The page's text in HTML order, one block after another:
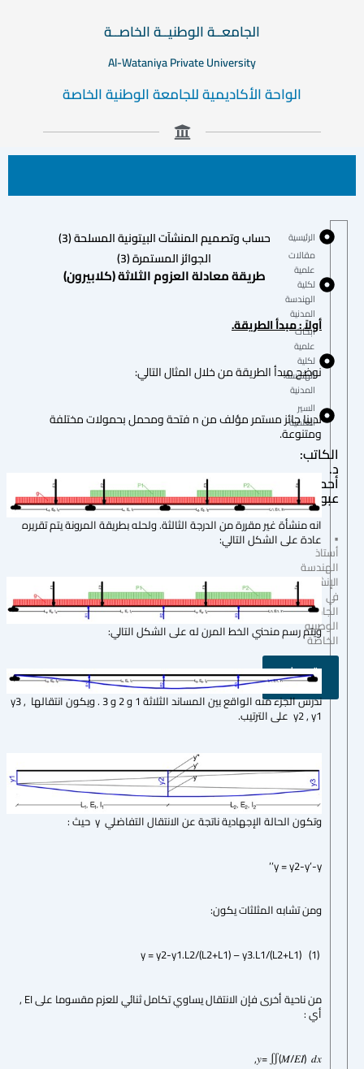
الجامعــة الوطنيــة الخاصــة
Al-Wataniya Private University
الواحة الأكاديمية للجامعة الوطنية الخاصة
الرئيسية
مقالات
علمية
لكلية
الهندسة
المدنية
أبحاث
علمية
لكلية
الهندسة
المدنية
السير
العلمية
الكاتب:
د.
أحمد
عبود
•
أستاذ
الهندسة
الإنشائية
في
الجامعة
الوطنية
الخاصة
تحميل
المقالة
حساب وتصميم المنشآت البيتونية المسلحة (3)
الجوائز المستمرة (3)
طريقة معادلة العزوم الثلاثة (كلابيرون)
أولاً : مبدأ الطريقة.
نوضح مبدأ الطريقة من خلال المثال التالي:
لدينا جائز مستمر مؤلف من n فتحة ومحمل بحمولات مختلفة
ومتنوعة.
انه منشأة غير مقررة من الدرجة الثالثة. ولحله بطريقة المرونة يتم تقريره
عادة على الشكل التالي:
ويتم رسم منحني الخط المرن له على الشكل التالي:
ندرس الجزء منه الواقع بين المساند الثلاثة 1 و 2 و 3 . ويكون انتقالها y3 ,
y2 , y1 على الترتيب.
وتكون الحالة الإجهادية ناتجة عن الانتقال التفاضلي y حيث :
y = y2-y’-y’’
ومن تشابه المثلثات يكون:
من ناحية أخرى فإن الانتقال يساوي تكامل ثنائي للعزم مقسوما على EI ,
أي :
𝑦= ∬(𝑀/𝐸𝐼) 𝑑𝑥,